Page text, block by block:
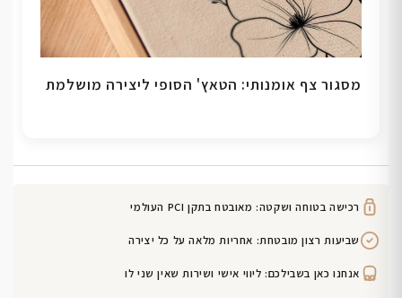
מסגור צף אומנותי: הטאץ' הסופי ליצירה מושלמת
רכישה בטוחה ושקטה: מאובטח בתקן PCI העולמי
שביעות רצון מובטחת: אחריות מלאה על כל יצירה
אנחנו כאן בשבילכם: ליווי אישי ושירות שאין שני לו